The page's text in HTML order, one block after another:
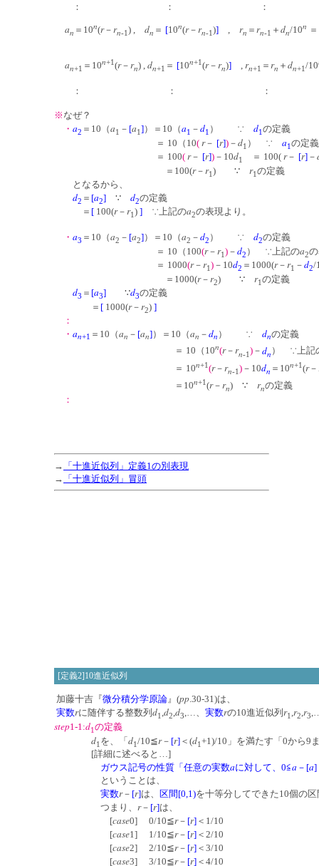
： ： ：
an ＝10n(r－ rn-1) , dn ＝ [10n(r－ rn-1)] , rn ＝ rn-1 ＋ dn/10n
an+1 ＝10n+1(r－ rn) , dn+1 ＝ [10n+1(r－ rn)] , rn+1 ＝ rn ＋ dn+1/10
： ： ：
※ なぜ？
・ a2 ＝10（a1 － [a1]）＝10（a1 － d1 ） ∵ d1の定義
＝ 10（10( r－ [r]) － d1 ） ∵ a1の定義
＝ 100( r－ [r]) －10d1 ＝ 100( r－ [r] －
＝100(r－ r1) ∵ r1の定義
となるから、
d2 ＝ [a2] ∵ d2の定義
＝ [ 100(r－ r1) ] ∵上記のa2の表現より。
・ a3 ＝10（a2 － [a2]）＝10（a2 － d2 ） ∵ d2の定義
＝ 10（ 100(r－ r1) － d2 ） ∵上記のa2
＝ 1000(r－ r1) －10d2 ＝1000(r－ r1 － d2/
＝1000(r－ r2) ∵ r1の定義
d3 ＝ [a3] ∵d3の定義
＝ [ 1000(r－ r2) ]
：
・ an+1 ＝10（an － [an]）＝10（an － dn ） ∵ dnの定義
＝ 10（ 10n(r－ rn-1) － dn ） ∵上記
＝ 10n+1(r－ rn-1) －10dn ＝10n+1(r－
＝10n+1(r－ rn) ∵ rnの定義
：
→ 「十進近似列」定義1の別表現
→ 「十進近似列 」冒頭
[定義2]10進近似列
加藤十吉『微分積分学原論』(pp.30-31)は、
実数rに随伴する整数列 d1,d2,d3,…、 実数rの10進近似列 r1,r2,r3
step1-1:d1の定義
d1 を、「d1/10≦r－ [r] ＜(d1+1)/10」を満たす「0から9
[詳細に述べると…]
ガウス記号の性質「任意の実数aに対して、0≦a － [a]
ということは、
実数r－ [r]は、 区間[0,1)を十等分してできた10個の
つまり、 r－ [r]は、
[case0] 0/10≦r－ [r] ＜1/10
[case1] 1/10≦r－ [r] ＜2/10
[case2] 2/10≦r－ [r] ＜3/10
[case3] 3/10≦r－ [r] ＜4/10